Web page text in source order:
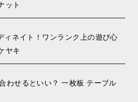
ット
ィネイト！ワンランク上の遊び心
ヤキ
わせるといい？ 一枚板 テーブル